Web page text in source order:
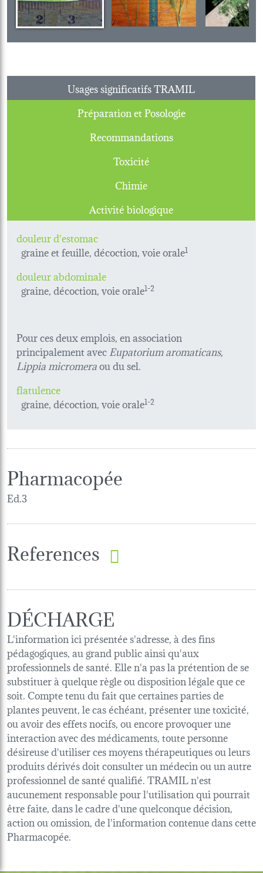
Usages significatifs TRAMIL
Préparation et Posologie
Recommandations
Toxicité
Chimie
Activité biologique
douleur d'estomac
graine et feuille, décoction, voie orale1
douleur abdominale
graine, décoction, voie orale1-2
Pour ces deux emplois, en association
principalement avec Eupatorium aromaticans,
Lippia micromeraou du sel.
flatulence
graine, décoction, voie orale1-2
Pharmacopée
Ed.3
References
DÉCHARGE
L'information ici présentée s'adresse, à des fins
pédagogiques, au grand public ainsi qu'aux
professionnels de santé. Elle n'a pas la prétention de se
substituer à quelque règle ou disposition légale que ce
soit. Compte tenu du fait que certaines parties de
plantes peuvent, le cas échéant, présenter une toxicité,
ou avoir des effets nocifs, ou encore provoquer une
interaction avec des médicaments, toute personne
désireuse d'utiliser ces moyens thérapeutiques ou leurs
produits dérivés doit consulter un médecin ou un autre
professionnel de santé qualifié. TRAMIL n'est
aucunement responsable pour l'utilisation qui pourrait
être faite, dans le cadre d'une quelconque décision,
action ou omission, de l'information contenue dans cette
Pharmacopée.